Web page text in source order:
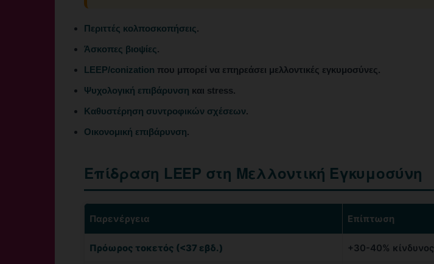
Περιττές κολποσκοπήσεις.
Άσκοπες βιοψίες.
LEEP/conization που μπορεί να επηρεάσει μελλοντικές εγκυμοσύνες.
Ψυχολογική επιβάρυνση και stress.
Καθυστέρηση συντροφικών σχέσεων.
Οικονομική επιβάρυνση.
Επίδραση LEEP στη Μελλοντική Εγκυμοσύνη
Παρενέργεια Επίπτωση
Πρόωρος τοκετός (<37 εβδ.) +30-40% κίνδυνος